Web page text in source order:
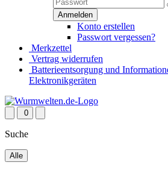
Konto erstellen
Passwort vergessen?
Merkzettel
Vertrag widerrufen
Batterieentsorgung und
Elektronikgeräten
0
Suche
Alle